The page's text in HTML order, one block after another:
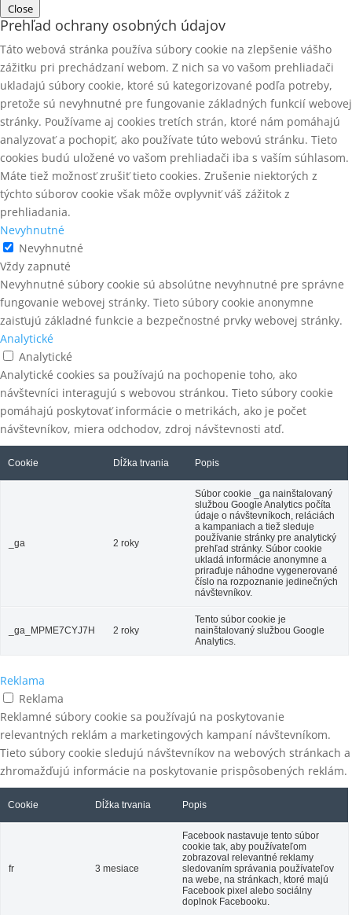
Close
Prehľad ochrany osobných údajov
Táto webová stránka používa súbory cookie na zlepšenie vášho
zážitku pri prechádzaní webom. Z nich sa vo vašom prehliadači
ukladajú súbory cookie, ktoré sú kategorizované podľa potreby,
pretože sú nevyhnutné pre fungovanie základných funkcií webovej
stránky. Používame aj cookies tretích strán, ktoré nám pomáhajú
analyzovať a pochopiť, ako používate túto webovú stránku. Tieto
cookies budú uložené vo vašom prehliadači iba s vaším súhlasom.
Máte tiež možnosť zrušiť tieto cookies. Zrušenie niektorých z
týchto súborov cookie však môže ovplyvniť váš zážitok z
prehliadania.
Nevyhnutné
Nevyhnutné
Vždy zapnuté
Nevyhnutné súbory cookie sú absolútne nevyhnutné pre správne
fungovanie webovej stránky. Tieto súbory cookie anonymne
zaisťujú základné funkcie a bezpečnostné prvky webovej stránky.
Analytické
Analytické
Analytické cookies sa používajú na pochopenie toho, ako
návštevníci interagujú s webovou stránkou. Tieto súbory cookie
pomáhajú poskytovať informácie o metrikách, ako je počet
návštevníkov, miera odchodov, zdroj návštevnosti atď.
Cookie Dĺžka trvania Popis
_ga 2 roky
Súbor cookie _ga nainštalovaný
službou Google Analytics počíta
údaje o návštevníkoch, reláciách
a kampaniach a tiež sleduje
používanie stránky pre analytický
prehľad stránky. Súbor cookie
ukladá informácie anonymne a
priraďuje náhodne vygenerované
číslo na rozpoznanie jedinečných
návštevníkov.
_ga_MPME7CYJ7H 2 roky
Tento súbor cookie je
nainštalovaný službou Google
Analytics.
Reklama
Reklama
Reklamné súbory cookie sa používajú na poskytovanie
relevantných reklám a marketingových kampaní návštevníkom.
Tieto súbory cookie sledujú návštevníkov na webových stránkach a
zhromažďujú informácie na poskytovanie prispôsobených reklám.
Cookie Dĺžka trvania Popis
fr 3 mesiace
Facebook nastavuje tento súbor
cookie tak, aby používateľom
zobrazoval relevantné reklamy
sledovaním správania používateľov
na webe, na stránkach, ktoré majú
Facebook pixel alebo sociálny
doplnok Facebooku.